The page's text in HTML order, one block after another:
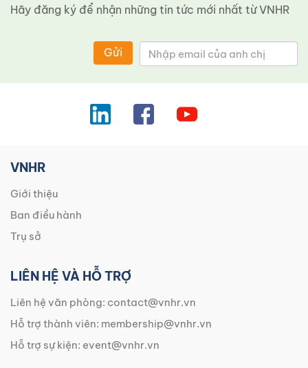
Hãy đăng ký để nhận những tin tức mới nhất từ ​​VNHR
Gửi
VNHR
Giới thiệu
Ban điều hành
Trụ sở
LIÊN HỆ VÀ HỖ TRỢ
Liên hệ văn phòng: contact@vnhr.vn
Hỗ trợ thành viên: membership@vnhr.vn
Hỗ trợ sự kiện: event@vnhr.vn